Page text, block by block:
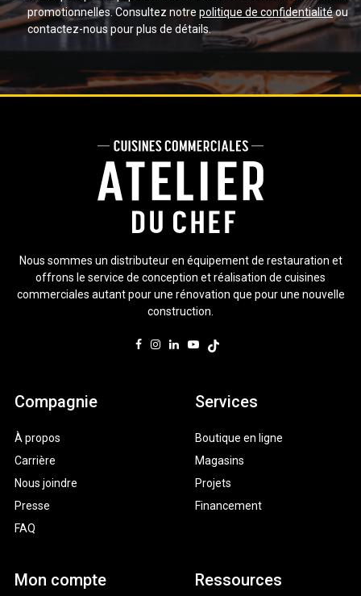
promotionnelles. Consultez notre politique de confidentialitéou
contactez-nous pour plus de détails.
Nous sommes un distributeur en équipement de restauration et
offrons le service de conception et réalisation de cuisines
commerciales autant pour une rénovation que pour une nouvelle
construction.
Compagnie
À propos
Carrière
Nous joindre
Presse
FAQ
Services
Boutique en ligne
Magasins
Projets
Financement
Mon compte Ressources